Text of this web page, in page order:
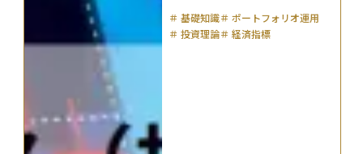
＃ 基礎知識＃ ポートフォリオ運用
＃ 投資理論＃ 経済指標